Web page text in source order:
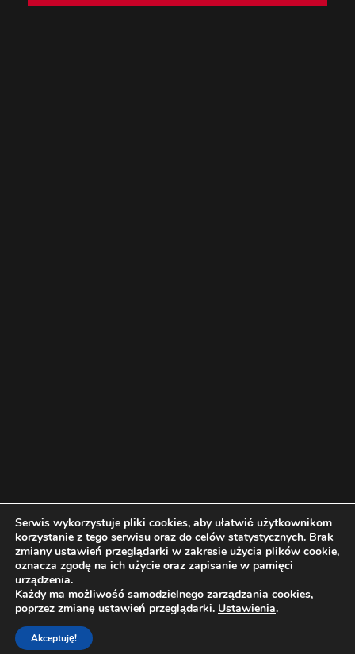
Wszelkie prawa zastrzeżone 2019 | DZS w Karpaczu
Serwis wykorzystuje pliki cookies, aby ułatwić użytkownikom
korzystanie z tego serwisu oraz do celów statystycznych. Brak
zmiany ustawień przeglądarki w zakresie użycia plików cookie,
oznacza zgodę na ich użycie oraz zapisanie w pamięci
urządzenia.
Każdy ma możliwość samodzielnego zarządzania cookies,
poprzez zmianę ustawień przeglądarki. Ustawienia.
Akceptuję!